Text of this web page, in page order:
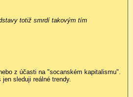
totiž smrdí takovým tím
z účasti na "socanském kapitalismu".
sleduji reálné trendy.